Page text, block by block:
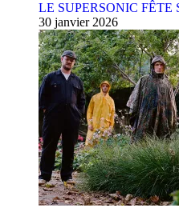
LE SUPERSONIC FÊTE
30 janvier 2026